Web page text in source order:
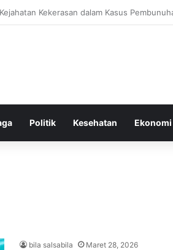
Menstabilkan Hormon Tubuh Secara
Politik Kesehatan Ekonomi
bila salsabila Maret 28, 2026